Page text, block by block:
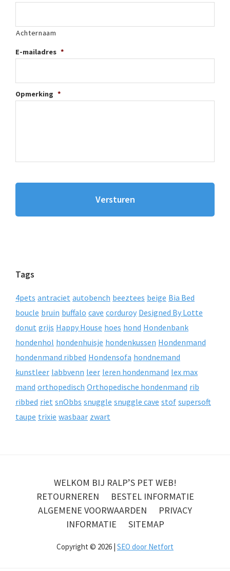
Achternaam
E-mailadres *
Opmerking *
Tags
4pets antraciet autobench beeztees beige Bia Bed
boucle bruin buffalo cave corduroy Designed By Lotte
donut grijs Happy House hoes hond Hondenbank
hondenhol hondenhuisje hondenkussen Hondenmand
hondenmand ribbed Hondensofa hondnemand
kunstleer labbvenn leer leren hondenmand lex max
mand orthopedisch Orthopedische hondenmand rib
ribbed riet snObbs snuggle snuggle cave stof supersoft
taupe trixie wasbaar zwart
WELKOM BIJ RALP’S PET WEB!
RETOURNEREN
BESTEL INFORMATIE
ALGEMENE VOORWAARDEN
PRIVACY
INFORMATIE
SITEMAP
Copyright © 2026 | SEO door Netfort